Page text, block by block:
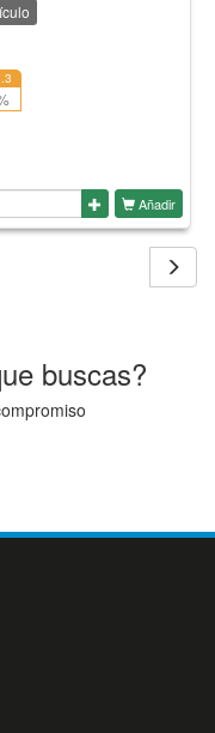
Añadir
buscas?